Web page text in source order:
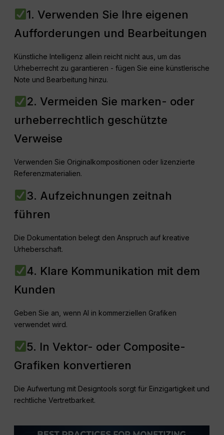
1. Verwenden Sie Ihre eigenen
Aufforderungen und Bearbeitungen
Künstliche Intelligenz allein reicht nicht aus, um das
Urheberrecht zu garantieren - fügen Sie eine künstlerische
Note und Bearbeitung hinzu.
2. Vermeiden Sie marken- oder
urheberrechtlich geschützte
Verweise
Verwenden Sie Originalkompositionen oder lizenzierte
Referenzmaterialien.
3. Aufzeichnungen zeitnah
führen
Die Dokumentation belegt den Anspruch auf kreative
Urheberschaft.
4. Klare Kommunikation mit dem
Kunden
Geben Sie an, wenn AI in kommerziellen Grafiken
verwendet wird.
5. In Vektor- oder Composite-
Grafiken konvertieren
Die Aufwertung mit Designtools sorgt für Einzigartigkeit und
rechtliche Vertretbarkeit.